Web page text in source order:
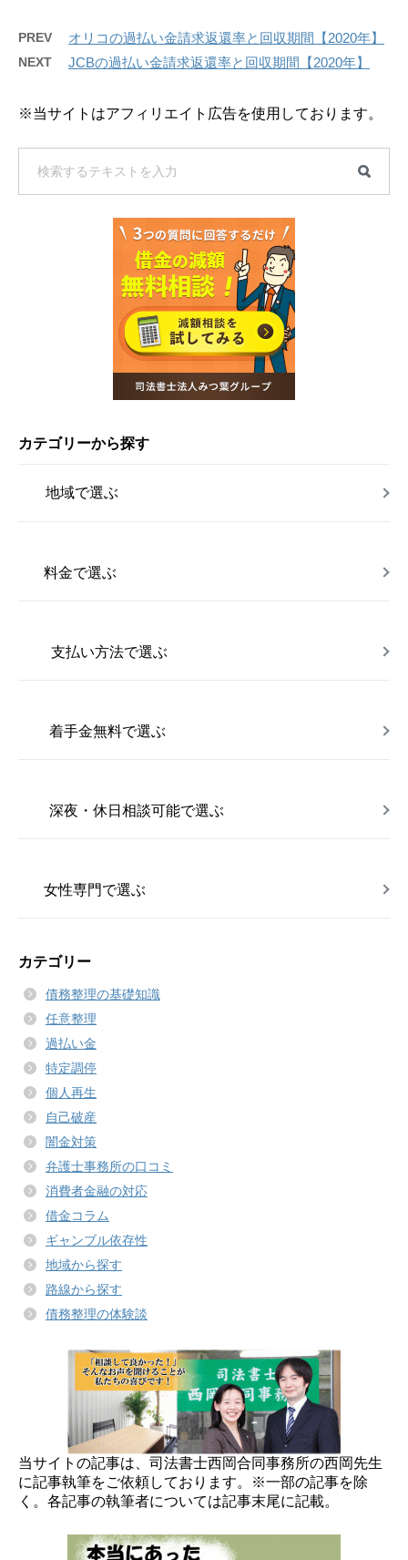
PREV オリコの過払い金請求返還率と回収期間【2020年】
NEXT JCBの過払い金請求返還率と回収期間【2020年】
※当サイトはアフィリエイト広告を使用しております。
カテゴリーから探す
地域で選ぶ
料金で選ぶ
支払い方法で選ぶ
着手金無料で選ぶ
深夜・休日相談可能で選ぶ
女性専門で選ぶ
カテゴリー
債務整理の基礎知識
任意整理
過払い金
特定調停
個人再生
自己破産
闇金対策
弁護士事務所の口コミ
消費者金融の対応
借金コラム
ギャンブル依存性
地域から探す
路線から探す
債務整理の体験談
当サイトの記事は、司法書士西岡合同事務所の西岡先生
に記事執筆をご依頼しております。※一部の記事を除
く。各記事の執筆者については記事末尾に記載。